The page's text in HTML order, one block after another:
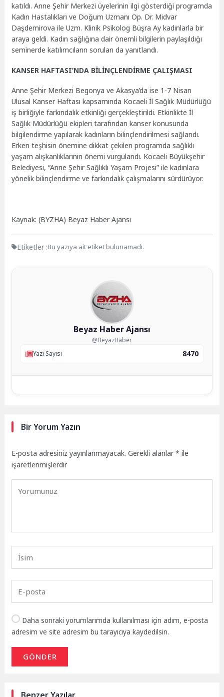
katıldı. Anne Şehir Merkezi üyelerinin ilgi gösterdiği programda
Kadın Hastalıkları ve Doğum Uzmanı Op. Dr. Midvar
Daşdemirova ile Uzm. Klinik Psikolog Büşra Ay kadınlarla bir
araya geldi. Kadın sağlığına dair önemli bilgilerin paylaşıldığı
seminerde katılımcıların soruları da yanıtlandı.
KANSER HAFTASI’NDA BİLİNÇLENDİRME ÇALIŞMASI
Anne Şehir Merkezi Begonya ve Akasya’da ise 1-7 Nisan
Ulusal Kanser Haftası kapsamında Kocaeli İl Sağlık Müdürlüğü
iş birliğiyle farkındalık etkinliği gerçekleştirildi. Etkinlikte İl
Sağlık Müdürlüğü ekipleri tarafından kanser konusunda
bilgilendirme yapılarak kadınların bilinçlendirilmesi sağlandı.
Erken teşhisin önemine dikkat çekilen programda sağlıklı
yaşam alışkanlıklarının önemi vurgulandı. Kocaeli Büyükşehir
Belediyesi, “Anne Şehir Sağlıklı Yaşam Projesi” ile kadınlara
yönelik bilinçlendirme ve farkındalık çalışmalarını sürdürüyor.
Kaynak: (BYZHA) Beyaz Haber Ajansı
Etiketler :Bu yazıya ait etiket bulunamadı.
Beyaz Haber Ajansı
@BeyazHaber
Yazı Sayısı
8470
Bir Yorum Yazın
E-posta adresiniz yayınlanmayacak. Gerekli alanlar* ile
işaretlenmişlerdir
Daha sonraki yorumlarımda kullanılması için adım, e-posta
adresim ve site adresim bu tarayıcıya kaydedilsin.
GÖNDER